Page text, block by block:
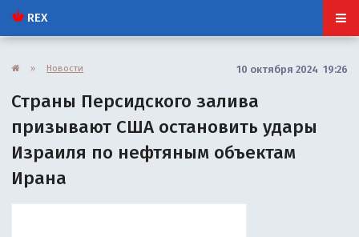
REX
» Новости 10 октября 2024 19:26
Страны Персидского залива
призывают США остановить удары
Израиля по нефтяным объектам
Ирана